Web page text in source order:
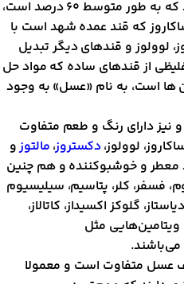
زنبورها آب را از محلول رقیق شهد که به طور متوسط 60 درصد است،
که قند عمده شهد است با
و قندهای دیگر تبدیل
قندهای ساده که مواد حل
به نام «عسل» به وجود
رنگ و طعم متفاوت
لوولوز،دکستروز،مالتوز و
و خوشبوکننده و هم چنین
کلر، پتاسیم، سیلیسیوم
اکسیداز، کاتالاز،
مثل
متفاوت است و معمولا